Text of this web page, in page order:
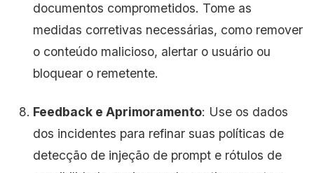
documentos comprometidos. Tome as
medidas corretivas necessárias, como remover
o conteúdo malicioso, alertar o usuário ou
bloquear o remetente.
Feedback e Aprimoramento: Use os dados
dos incidentes para refinar suas políticas de
detecção de injeção de prompt e rótulos de